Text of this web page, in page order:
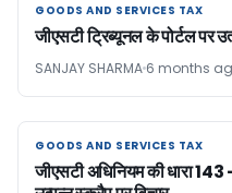
GOODS AND SERVICES TAX
GOODS AND SERVICES TAX
जीएसटी ट्रिब्यूनल के पोर्टल पर
SANJAY SHARMA 6 months
GOODS AND SERVICES TAX
GOODS AND SERVICES TAX
जीएसटी अधिनियम की धारा 143